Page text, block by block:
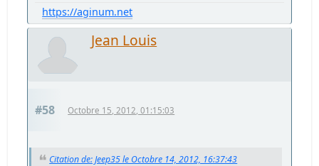
https://aginum.net
Jean Louis
#58 Octobre 15, 2012, 01:15:03
Citation de: Jeep35 le Octobre 14, 2012, 16:37:43